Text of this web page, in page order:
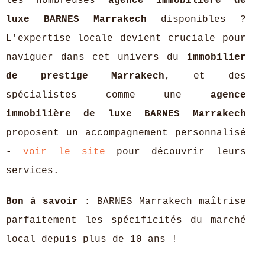
luxe BARNES Marrakech disponibles ?
L'expertise locale devient cruciale pour
naviguer dans cet univers du immobilier
de prestige Marrakech, et des
spécialistes comme une agence
immobilière de luxe BARNES Marrakech
proposent un accompagnement personnalisé
-voir le site pour découvrir leurs
services.
Bon à savoir :
BARNES Marrakech maîtrise
parfaitement les spécificités du marché
local depuis plus de 10 ans !